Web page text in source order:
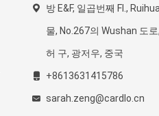
방 E&F, 일곱번째 Fl.,
물, No.267의 Wushan 도로
허 구, 광저우, 중국
+8613631415786
sarah.zeng@cardlo.cn